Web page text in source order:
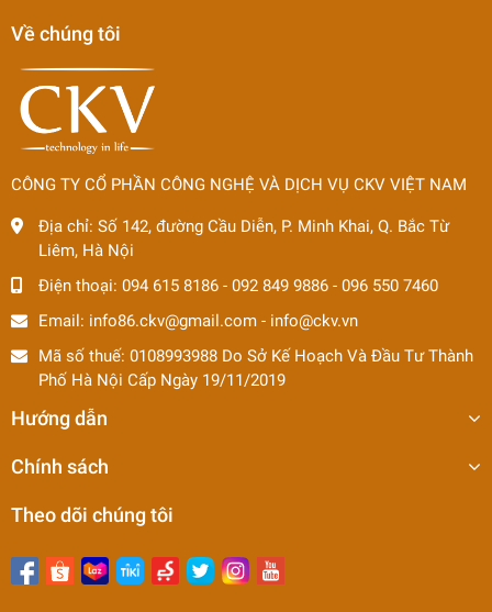
Về chúng tôi
CÔNG TY CỔ PHẦN CÔNG NGHỆ VÀ DỊCH VỤ CKV VIỆT NAM
Địa chỉ: Số 142, đường Cầu Diễn, P. Minh Khai, Q. Bắc Từ
Liêm, Hà Nội
Điện thoại: 094 615 8186 - 092 849 9886 - 096 550 7460
Email: info86.ckv@gmail.com - info@ckv.vn
Mã số thuế: 0108993988 Do Sở Kế Hoạch Và Đầu Tư Thành
Phố Hà Nội Cấp Ngày 19/11/2019
Hướng dẫn
Chính sách
Theo dõi chúng tôi